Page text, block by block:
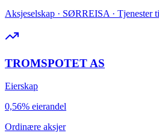
Aksjeselskap · SØRREISA · Tjenester
TROMSPOTET AS
Eierskap
0,56% eierandel
Ordinære aksjer